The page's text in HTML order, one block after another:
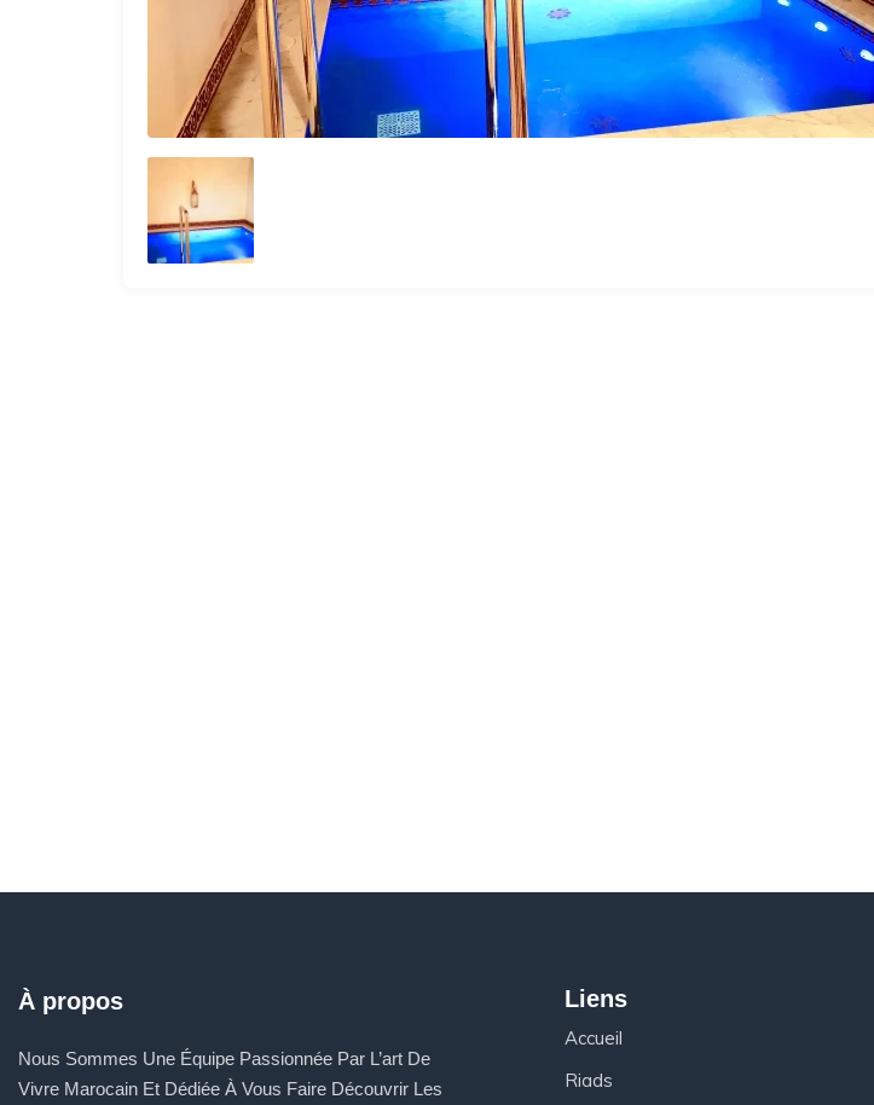
À propos
Nous Sommes Une Équipe Passionnée Par L’art De
Vivre Marocain Et Dédiée À Vous Faire Découvrir Les
Liens
Accueil
Riads